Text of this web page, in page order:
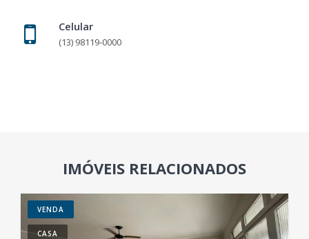
Celular
(13) 98119-0000
IMÓVEIS RELACIONADOS
VENDA
CASA